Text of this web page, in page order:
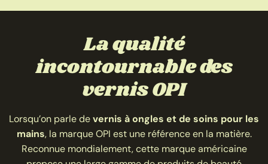
La qualité
incontournable des
vernis OPI
Lorsqu’on parle devernis à ongles et de soins pour les
mains, la marque OPI est une référence en la matière.
Reconnue mondialement, cette marque américaine